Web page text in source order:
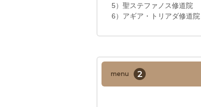
5）聖ステファノス修道院
6）アギア・トリアダ修道院
menu 2